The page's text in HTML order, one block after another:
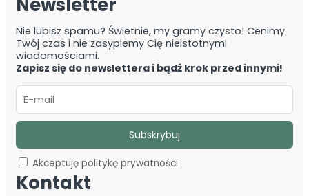
Nie lubisz spamu? Świetnie, my gramy czysto! Cenimy
Twój czas i nie zasypiemy Cię nieistotnymi
wiadomościami.
Zapisz się do newslettera i bądź krok przed innymi!
Akceptuję politykę prywatności
Kontakt